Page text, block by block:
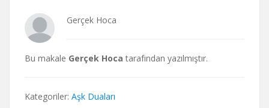
Gerçek Hoca
Bu makale Gerçek Hoca tarafından yazılmıştır.
Kategoriler: Aşk Duaları